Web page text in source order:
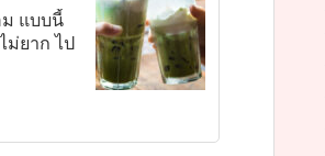
แบบนี้
ยาก ไป